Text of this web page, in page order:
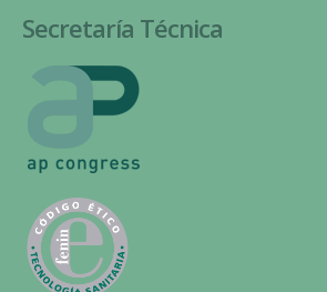
Secretaría Técnica